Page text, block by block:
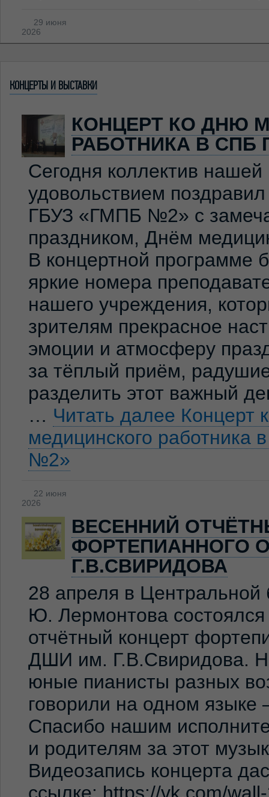
29 июня
2026
КОНЦЕРТЫ И ВЫСТАВКИ
КОНЦЕРТ КО ДНЮ
РАБОТНИКА В СПБ
Сегодня коллектив
удовольствием
ГБУЗ «ГМПБ №2» с
праздником, Днём
В концертной программе
яркие номера
нашего учреждения,
зрителям прекрасное
эмоции и атмосферу
за тёплый приём,
разделить этот важный
… Читать далее Концерт
медицинского
№2»
22 июня
2026
ВЕСЕННИЙ
ФОРТЕПИАННОГО
Г.В.СВИРИДОВА
28 апреля в
Ю. Лермонтова состоялся
отчётный концерт
ДШИ им. Г.В.Свиридова.
юные пианисты разных
говорили на одном
Спасибо нашим
и родителям за этот
Видеозапись концерта